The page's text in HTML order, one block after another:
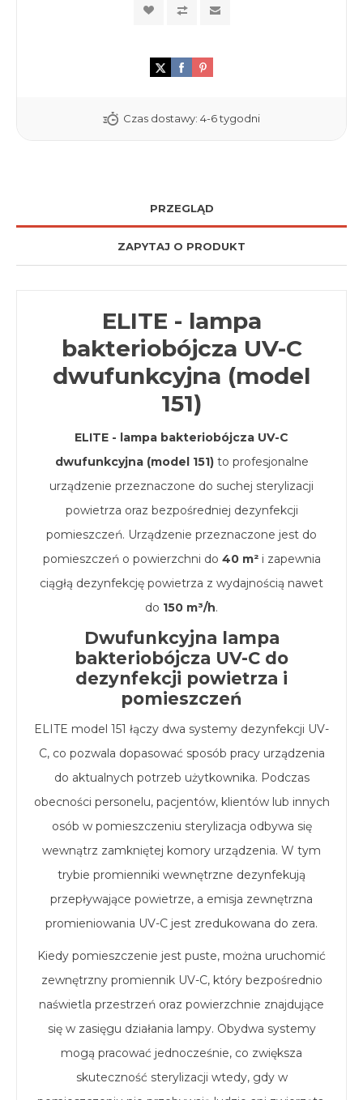
Czas dostawy: 4-6 tygodni
PRZEGLĄD
ZAPYTAJ O PRODUKT
ELITE - lampa
bakteriobójcza UV-C
dwufunkcyjna (model
151)
ELITE - lampa bakteriobójcza UV-C
dwufunkcyjna (model 151)to profesjonalne
urządzenie przeznaczone do suchej sterylizacji
powietrza oraz bezpośredniej dezynfekcji
pomieszczeń. Urządzenie przeznaczone jest do
pomieszczeń o powierzchni do 40 m²i zapewnia
ciągłą dezynfekcję powietrza z wydajnością nawet
do 150 m³/h.
Dwufunkcyjna lampa
bakteriobójcza UV-C do
dezynfekcji powietrza i
pomieszczeń
ELITE model 151 łączy dwa systemy dezynfekcji UV-
C, co pozwala dopasować sposób pracy urządzenia
do aktualnych potrzeb użytkownika. Podczas
obecności personelu, pacjentów, klientów lub innych
osób w pomieszczeniu sterylizacja odbywa się
wewnątrz zamkniętej komory urządzenia. W tym
trybie promienniki wewnętrzne dezynfekują
przepływające powietrze, a emisja zewnętrzna
promieniowania UV-C jest zredukowana do zera.
Kiedy pomieszczenie jest puste, można uruchomić
zewnętrzny promiennik UV-C, który bezpośrednio
naświetla przestrzeń oraz powierzchnie znajdujące
się w zasięgu działania lampy. Obydwa systemy
mogą pracować jednocześnie, co zwiększa
skuteczność sterylizacji wtedy, gdy w